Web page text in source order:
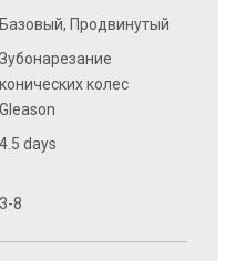
Базовый, Продвинутый
Зубонарезание
конических колес
Gleason
4.5 days
3-8